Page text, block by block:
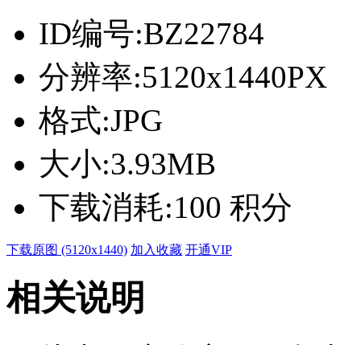
ID编号:BZ22784
分辨率:5120x1440PX
格式:JPG
大小:3.93MB
下载消耗:100 积分
下载原图 (5120x1440) 加入收藏 开通VIP
相关说明